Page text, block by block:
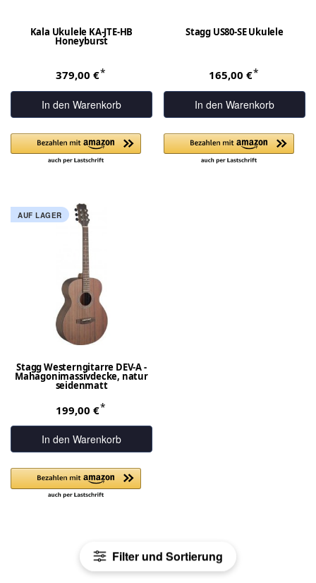
Filter und Sortierung
Kala Ukulele KA-JTE-HB
Honeyburst
379,00 €*
In den Warenkorb
Stagg US80-SE Ukulele
165,00 €*
In den Warenkorb
AUF LAGER
Stagg Westerngitarre DEV-A -
Mahagonimassivdecke, natur
seidenmatt
199,00 €*
In den Warenkorb